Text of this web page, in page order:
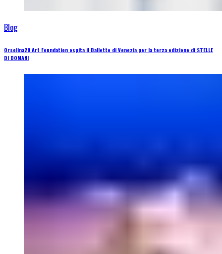
Blog
Orsolina28 Art Foundation ospita il Balletto di Venezia per la terza edizione di STELLE
DI DOMANI